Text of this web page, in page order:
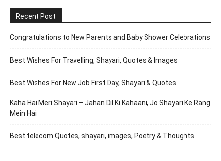
Recent Post
Congratulations to New Parents and Baby Shower Celebrations
Best Wishes For Travelling, Shayari, Quotes & Images
Best Wishes For New Job First Day, Shayari & Quotes
Kaha Hai Meri Shayari – Jahan Dil Ki Kahaani, Jo Shayari Ke Rang
Mein Hai
Best telecom Quotes, shayari, images, Poetry & Thoughts